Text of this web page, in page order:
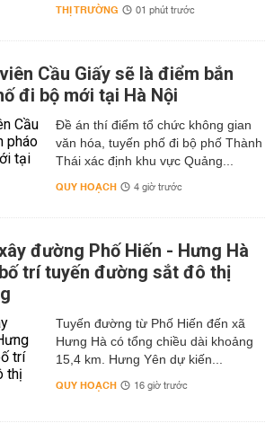
THỊ TRƯỜNG 01 phút trước
Cầu Giấy sẽ là điểm bắn
đi bộ mới tại Hà Nội
Đề án thí điểm tổ chức không gian
văn hóa, tuyến phố đi bộ phố Thành
Thái xác định khu vực Quảng...
QUY HOẠCH 4 giờ trước
đường Phố Hiến - Hưng Hà
trí tuyến đường sắt đô thị
Tuyến đường từ Phố Hiến đến xã
Hưng Hà có tổng chiều dài khoảng
15,4 km. Hưng Yên dự kiến...
QUY HOẠCH 16 giờ trước